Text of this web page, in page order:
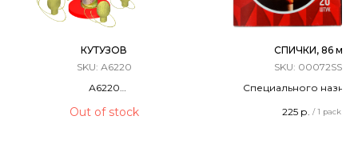
КУТУЗОВ
SKU: А6220
А6220
12 ЗАРЯДОВ / 1,75 КАЛИБР
Out of stock
СПИЧКИ, 86 мм
SKU: 00072SSN
Специального
Длина - 86 мм
225 р. / 1 pack